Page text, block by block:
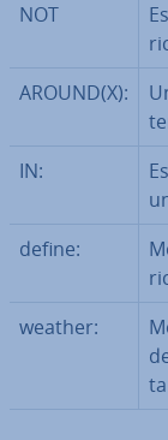
NOT
AROUND(X):
IN:
define:
weather:
ta